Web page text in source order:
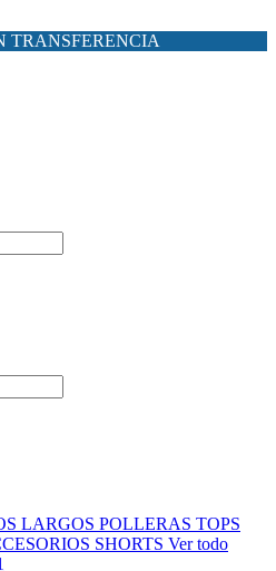
TRANSFERENCIA
LARGOS POLLERAS TOPS
SHORTS Ver todo